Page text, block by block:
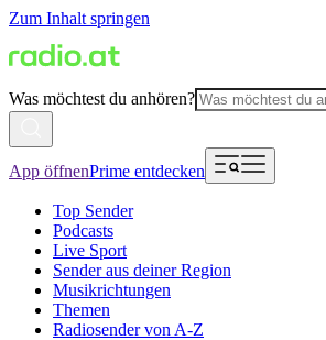
Zum Inhalt springen
Was möchtest du anhören?
App öffnenPrime entdecken
Top Sender
Podcasts
Live Sport
Sender aus deiner Region
Musikrichtungen
Themen
Radiosender von A-Z